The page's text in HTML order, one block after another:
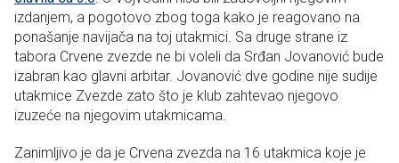
izdanjem, a pogotovo zbog toga kako je reagovano na
ponašanje navijača na toj utakmici. Sa druge strane iz
tabora Crvene zvezde ne bi voleli da Srđan Jovanović bude
izabran kao glavni arbitar. Jovanović dve godine nije sudije
utakmice Zvezde zato što je klub zahtevao njegovo
izuzeće na njegovim utakmicama.
Zanimljivo je da je Crvena zvezda na 16 utakmica koje je